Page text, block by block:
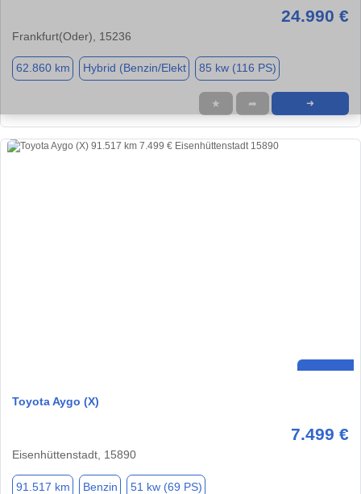
24.990 €
Frankfurt(Oder), 15236
62.860 km Hybrid (Benzin/Elekt 85 kw (116 PS)
★ ➦ ➜
Toyota Aygo (X)
7.499 €
Eisenhüttenstadt, 15890
91.517 km Benzin 51 kw (69 PS)